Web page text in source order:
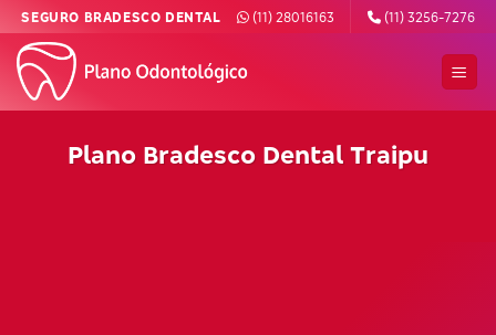
Skip
content
SEGURO BRADESCO DENTAL (11) 28016163 (11) 3256-7276
Plano Bradesco Dental Traipu